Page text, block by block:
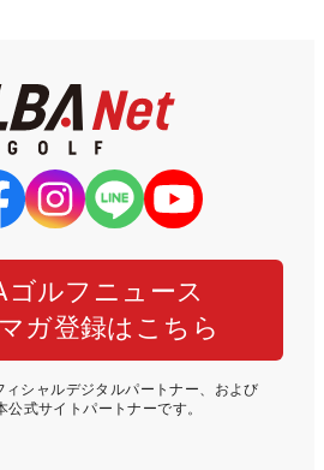
ゴルフニュース
ガ登録はこちら
ィシャルデジタルパートナー、および
公式サイトパートナーです。